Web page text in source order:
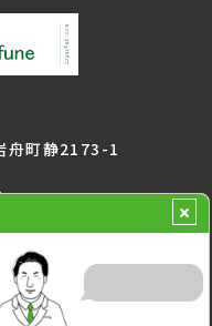
舟町静2173-1
末年始